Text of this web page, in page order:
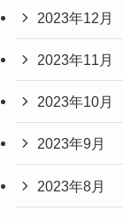
2023年12月
2023年11月
2023年10月
2023年9月
2023年8月